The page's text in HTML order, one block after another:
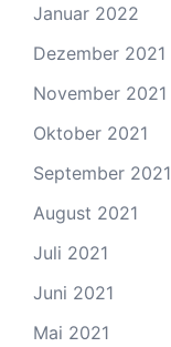
Januar 2022
Dezember 2021
November 2021
Oktober 2021
September 2021
August 2021
Juli 2021
Juni 2021
Mai 2021